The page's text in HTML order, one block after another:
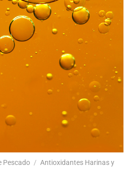
Pescado / Antioxidantes Harinas y